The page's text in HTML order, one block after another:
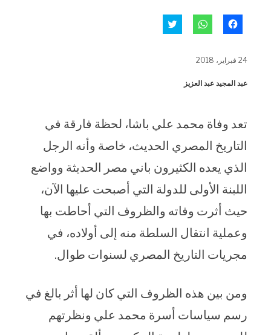
للمشاركة
في
للمشاركة
في 24 فبراير، 2018
عبد المجيد عبد العزيز
تعد وفاة محمد علي باشا، لحظة فارقة في
التاريخ المصري الحديث، خاصة وأنه الرجل
الذي يعده الكثيرون باني مصر الحديثة وواضع
اللبنة الأولى للدولة التي أصبحت عليها الآن،
حيث أثرت وفاته والظروف التي أحاطت بها
وعملية انتقال السلطة منه إلى أولاده، في
مجريات التاريخ المصري لسنوات طوال.
ومن بين هذه الظروف التي كان لها أثر بالغ في
رسم سياسات أسرة محمد علي ونظرتهم